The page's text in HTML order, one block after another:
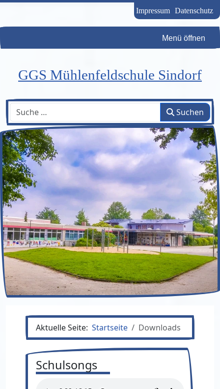
Impressum Datenschutz
Menü öffnen
GGS Mühlenfeldschule Sindorf
Suchen Suchen
Aktuelle Seite: Startseite Downloads
Schulsongs